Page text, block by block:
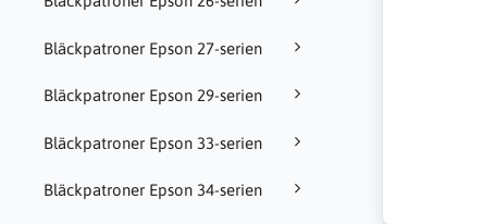
Bläckpatroner Epson 27-serien
Bläckpatroner Epson 29-serien
Bläckpatroner Epson 33-serien
Bläckpatroner Epson 34-serien